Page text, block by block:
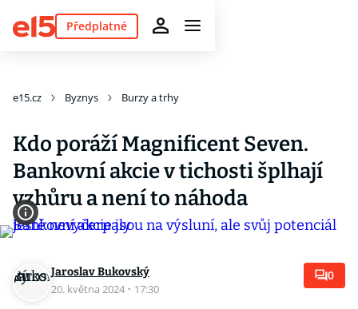
Předplatné
e15.cz Byznys Burzy a trhy
Kdo poráží Magnificent Seven.
Bankovní akcie v tichosti šplhají
vzhůru a není to náhoda
Jaroslav Bukovský
20. května 2024 · 17:30
0